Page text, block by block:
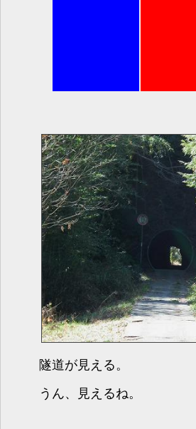
隧道が見える。
うん、見えるね。